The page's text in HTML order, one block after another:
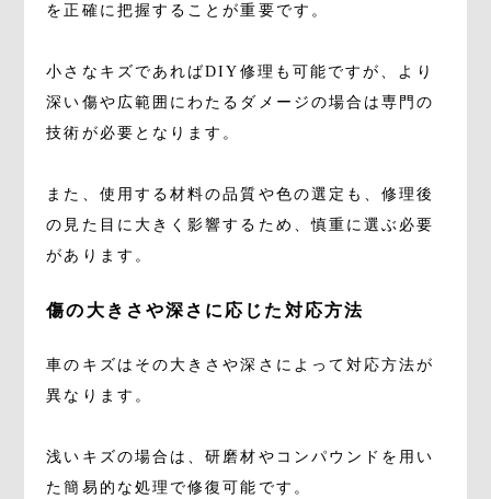
を正確に把握することが重要です。
小さなキズであればDIY修理も可能ですが、より
深い傷や広範囲にわたるダメージの場合は専門の
技術が必要となります。
また、使用する材料の品質や色の選定も、修理後
の見た目に大きく影響するため、慎重に選ぶ必要
があります。
傷の大きさや深さに応じた対応方法
車のキズはその大きさや深さによって対応方法が
異なります。
浅いキズの場合は、研磨材やコンパウンドを用い
た簡易的な処理で修復可能です。